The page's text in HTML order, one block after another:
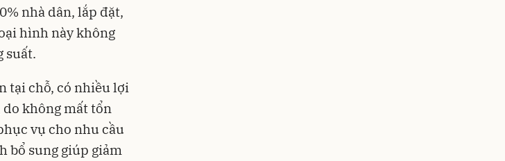
nhà dân, lắp đặt,
hình này không
suất.
tại chỗ, có nhiều lợi
không mất tổn
vụ cho nhu cầu
bổ sung giúp giảm